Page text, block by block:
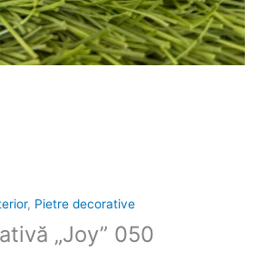
, Pietre decorative
„Joy” 050